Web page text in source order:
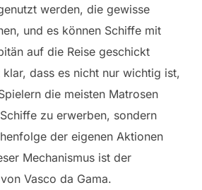
werden, die gewisse
und es können Schiffe mit
auf die Reise geschickt
dass es nicht nur wichtig ist,
die meisten Matrosen
zu erwerben, sondern
der eigenen Aktionen
Mechanismus ist der
Vasco da Gama.